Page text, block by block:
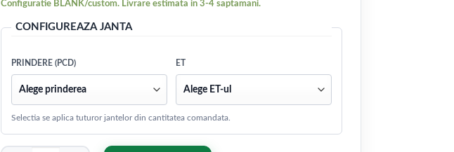
Configuratie BLANK/custom. Livrare estimata in 3-4 saptamani.
CONFIGUREAZA JANTA
PRINDERE (PCD) ET
Selectia se aplica tuturor jantelor din cantitatea comandata.